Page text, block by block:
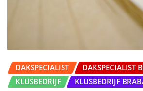
DAKSPECIALIST
DAKSPECIALIST
KLUSBEDRIJF
KLUSBEDRIJF